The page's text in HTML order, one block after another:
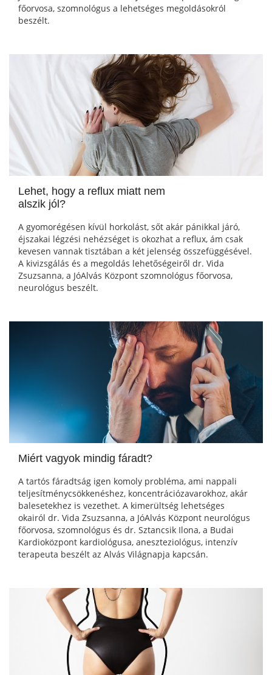
főorvosa, szomnológus a lehetséges megoldásokról
beszélt.
Lehet, hogy a reflux miatt nem
alszik jól?
A gyomorégésen kívül horkolást, sőt akár pánikkal járó,
éjszakai légzési nehézséget is okozhat a reflux, ám csak
kevesen vannak tisztában a két jelenség összefüggésével.
A kivizsgálás és a megoldás lehetőségeiről dr. Vida
Zsuzsanna, a JóAlvás Központ szomnológus főorvosa,
neurológus beszélt.
Miért vagyok mindig fáradt?
A tartós fáradtság igen komoly probléma, ami nappali
teljesítménycsökkenéshez, koncentrációzavarokhoz, akár
balesetekhez is vezethet. A kimerültség lehetséges
okairól dr. Vida Zsuzsanna, a JóAlvás Központ neurológus
főorvosa, szomnológus és dr. Sztancsik Ilona, a Budai
Kardioközpont kardiológusa, aneszteziológus, intenzív
terapeuta beszélt az Alvás Világnapja kapcsán.